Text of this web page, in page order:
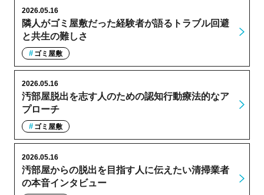
隣人がゴミ屋敷だった経験者が語るトラブル回避
と共生の難しさ
2026.05.16
ゴミ屋敷
汚部屋脱出を志す人のための認知行動療法的なア
プローチ
2026.05.16
ゴミ屋敷
汚部屋からの脱出を目指す人に伝えたい清掃業者
の本音インタビュー
2026.05.16